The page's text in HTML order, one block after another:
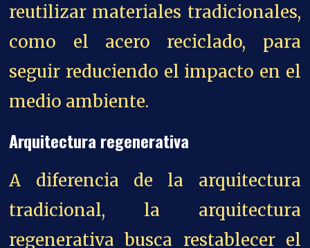
reutilizar materiales tradicionales,
como el acero reciclado, para
seguir reduciendo el impacto en el
medio ambiente.
Arquitectura regenerativa
A diferencia de la arquitectura
tradicional, la arquitectura
regenerativa busca restablecer el